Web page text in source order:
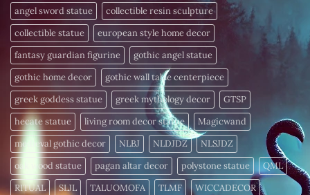
晓〉
中
频
率
疗
愈
〉
中
–
为
您
的
细
胞
注
入
活
力〉
中
angel sword statue
collectible resin sculpture
collectible statue
european style home decor
fantasy guardian figurine
gothic angel statue
gothic home decor
gothic wall table centerpiece
greek goddess statue
greek mythology decor
GTSP
hecate statue
living room decor statue
Magicwand
medieval gothic decor
NLBJ NLDJDZ
NLSJDZ
oak wood statue
pagan altar decor polystone statue
QML
RITUAL
SLJL TALUOMOFA TLMF
WICCADECOR